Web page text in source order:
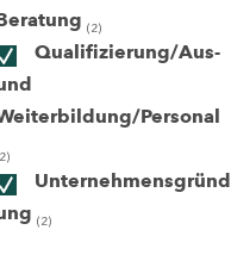
(2)
Qualifizierung/Aus-
Personal
Unternehmensgründ
(2)